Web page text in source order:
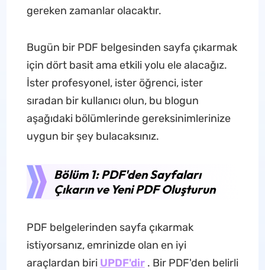
gereken zamanlar olacaktır.
Bugün bir PDF belgesinden sayfa çıkarmak
için dört basit ama etkili yolu ele alacağız.
İster profesyonel, ister öğrenci, ister
sıradan bir kullanıcı olun, bu blogun
aşağıdaki bölümlerinde gereksinimlerinize
uygun bir şey bulacaksınız.
Bölüm 1: PDF'den Sayfaları
Çıkarın ve Yeni PDF Oluşturun
PDF belgelerinden sayfa çıkarmak
istiyorsanız, emrinizde olan en iyi
araçlardan biri UPDF'dir. Bir PDF'den belirli